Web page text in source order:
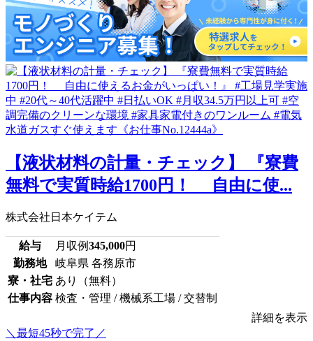
【液状材料の計量・チェック】 『寮費
無料で実質時給1700円！ 自由に使...
株式会社日本ケイテム
給与 月収例345,000円
勤務地
岐阜県 各務原市
寮・社宅 あり（無料）
仕事内容 検査・管理 / 機械系工場 / 交替制
詳細を表示
＼最短45秒で完了／